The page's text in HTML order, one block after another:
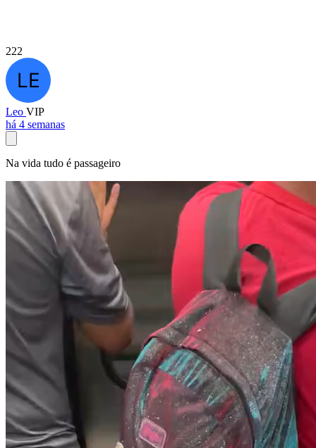
222
Leo VIP
há 4 semanas
Na vida tudo é passageiro